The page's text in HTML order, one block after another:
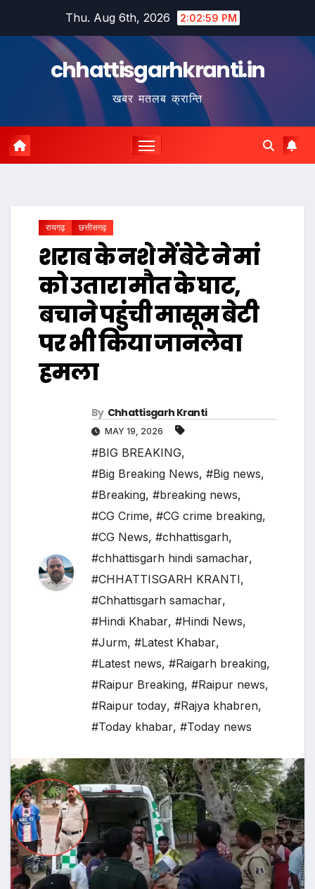
Thu. Aug 6th, 2026 2:03:00 PM
chhattisgarhkranti.in
खबर मतलब क्रान्ति
रायगढ़ छत्तीसगढ़
शराब के नशे में बेटे ने मां
को उतारा मौत के घाट,
बचाने पहुंची मासूम बेटी
पर भी किया जानलेवा
हमला
By Chhattisgarh Kranti
MAY 19, 2026
#BIG BREAKING,
#Big Breaking News, #Big news,
#Breaking, #breaking news,
#CG Crime, #CG crime breaking,
#CG News, #chhattisgarh,
#chhattisgarh hindi samachar,
#CHHATTISGARH KRANTI,
#Chhattisgarh samachar,
#Hindi Khabar, #Hindi News,
#Jurm, #Latest Khabar,
#Latest news, #Raigarh breaking,
#Raipur Breaking, #Raipur news,
#Raipur today, #Rajya khabren,
#Today khabar, #Today news